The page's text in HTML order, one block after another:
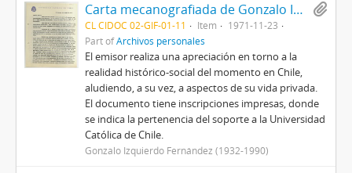
Carta mecanografiada de Gonzalo Izquierdo a su hermano [desconocido] con motivo de entregar un análisis de la situación social, histórica y política en Chile
CL CIDOC 02-GIF-01-11 Item
1971-11-23
Part ofArchivos personales
El emisor realiza una apreciación en torno a la
realidad histórico-social del momento en Chile,
aludiendo, a su vez, a aspectos de su vida privada.
El documento tiene inscripciones impresas, donde
se indica la pertenencia del soporte a la Universidad
Católica de Chile.
Gonzalo Izquierdo Fernández (1932-1990)